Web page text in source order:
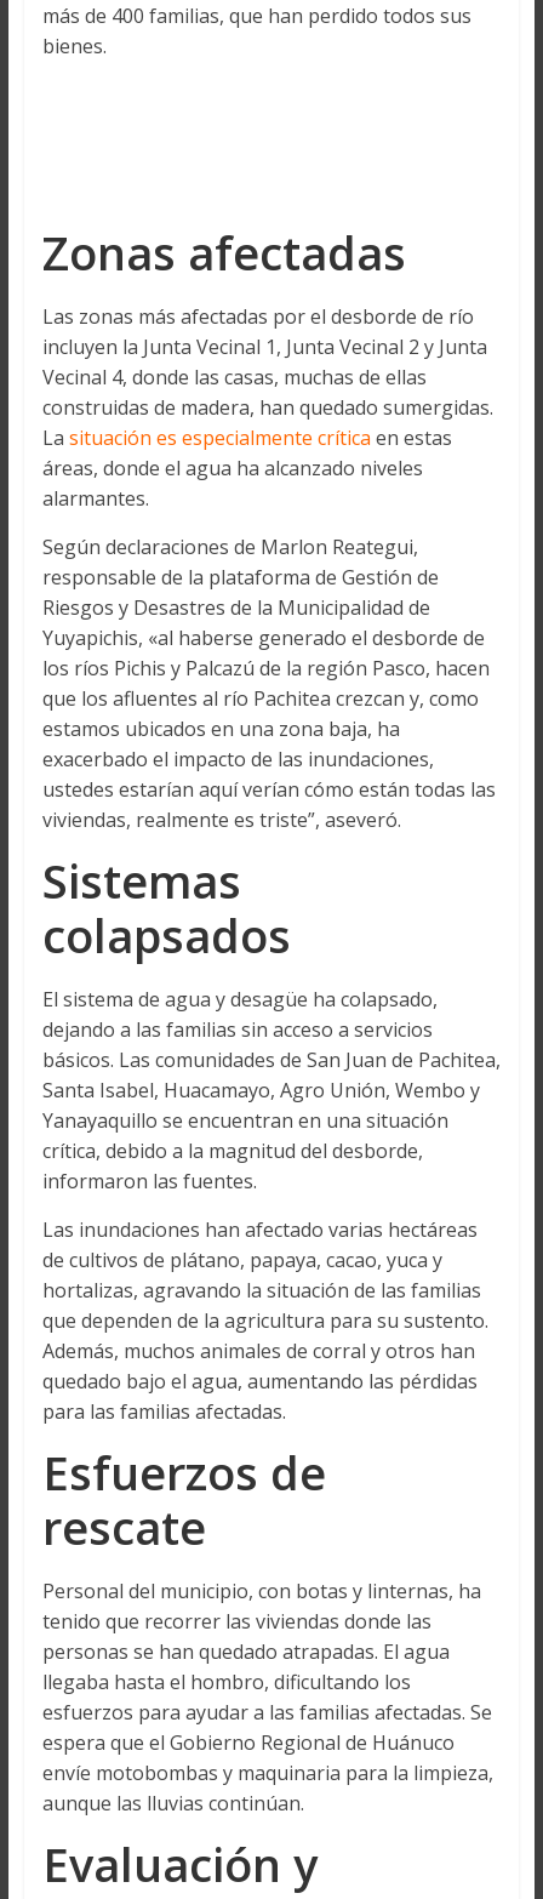
más de 400 familias, que han perdido todos sus
bienes.
Zonas afectadas
Las zonas más afectadas por el desborde de río
incluyen la Junta Vecinal 1, Junta Vecinal 2 y Junta
Vecinal 4, donde las casas, muchas de ellas
construidas de madera, han quedado sumergidas.
La situación es especialmente crítica en estas
áreas, donde el agua ha alcanzado niveles
alarmantes.
Según declaraciones de Marlon Reategui,
responsable de la plataforma de Gestión de
Riesgos y Desastres de la Municipalidad de
Yuyapichis, «al haberse generado el desborde de
los ríos Pichis y Palcazú de la región Pasco, hacen
que los afluentes al río Pachitea crezcan y, como
estamos ubicados en una zona baja, ha
exacerbado el impacto de las inundaciones,
ustedes estarían aquí verían cómo están todas las
viviendas, realmente es triste”, aseveró.
Sistemas
colapsados
El sistema de agua y desagüe ha colapsado,
dejando a las familias sin acceso a servicios
básicos. Las comunidades de San Juan de Pachitea,
Santa Isabel, Huacamayo, Agro Unión, Wembo y
Yanayaquillo se encuentran en una situación
crítica, debido a la magnitud del desborde,
informaron las fuentes.
Las inundaciones han afectado varias hectáreas
de cultivos de plátano, papaya, cacao, yuca y
hortalizas, agravando la situación de las familias
que dependen de la agricultura para su sustento.
Además, muchos animales de corral y otros han
quedado bajo el agua, aumentando las pérdidas
para las familias afectadas.
Esfuerzos de
rescate
Personal del municipio, con botas y linternas, ha
tenido que recorrer las viviendas donde las
personas se han quedado atrapadas. El agua
llegaba hasta el hombro, dificultando los
esfuerzos para ayudar a las familias afectadas. Se
espera que el Gobierno Regional de Huánuco
envíe motobombas y maquinaria para la limpieza,
aunque las lluvias continúan.
Evaluación y